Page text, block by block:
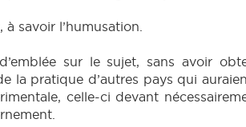
savoir l’humusation.
sur le sujet, sans avoir
la pratique d’autres pays qui
celle-ci devant